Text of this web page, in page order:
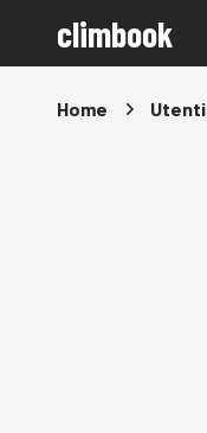
climbook
Home Utenti